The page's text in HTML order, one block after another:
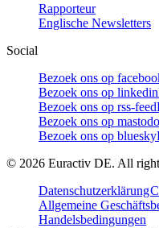
Rapporteur
Englische Newsletters
Social
Bezoek ons op
Bezoek ons op linkedin
Bezoek ons op rss-feed
Bezoek ons op
Bezoek ons op bluesky
© 2026 Euractiv DE. All
Datenschutzerklärung
Allgemeine
Handelsbedingungen